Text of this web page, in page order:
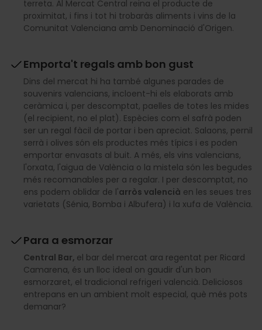
terreta. Al Mercat Central reina el producte de
proximitat, i fins i tot hi trobaràs aliments i vins de la
Comunitat Valenciana amb Denominació d'Origen.
Emporta't regals amb bon gust
Dins del mercat hi ha també algunes parades de
souvenirs valencians, incloent-hi els elaborats amb
ceràmica i, per descomptat, paelles de totes les mides
(el recipient, no el plat). Espècies com el safrà poden
ser un regal fàcil de portar i ben apreciat. Salaons, pernil
serrà i olives són els productes més típics i es poden
emportar envasats al buit. A més, els vins valencians,
l'orxata, l'aigua de València o la mistela són les begudes
més recomanables per a regalar. I per descomptat, no
ens podem oblidar de l'arròs valencià en les seues tres
varietats (Sénia, Bomba i Albufera) i la xufa de València.
Para a esmorzar
Central Bar, el bar del mercat ara regentat per Ricard
Camarena, és un lloc ideal on gaudir d'un bon
esmorzaret, el tradicional refrigeri valencià. Deliciosos
entrepans en un ambient molt especial, què més pots
demanar?